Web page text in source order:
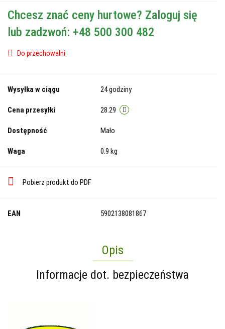
Chcesz znać ceny hurtowe? Zaloguj się
lub zadzwoń: +48 500 300 482
Do przechowalni
Wysyłka w ciągu 24 godziny
Cena przesyłki 28.29
Dostępność Mało
Waga 0.9 kg
Pobierz produkt do PDF
EAN 5902138081867
Opis
Informacje dot. bezpieczeństwa